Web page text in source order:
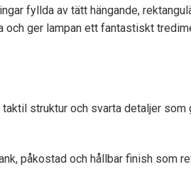
fyllda av tätt hängande,
ger lampan ett fantastiskt
taktil struktur och svarta detaljer
påkostad och hållbar finish som